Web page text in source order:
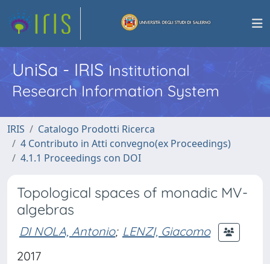
UniSa - IRISInstitutional
Research Information System
IRIS
Catalogo Prodotti Ricerca
4 Contributo in Atti convegno(ex Proceedings)
4.1.1 Proceedings con DOI
Topological spaces of monadic MV-
algebras
DI NOLA, Antonio; LENZI, Giacomo
2017